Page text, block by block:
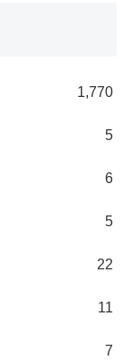
1,770
5
6
5
22
11
7